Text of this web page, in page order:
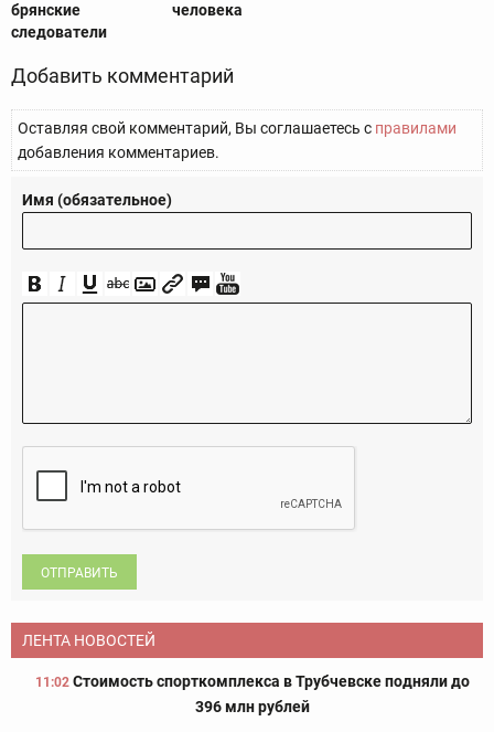
брянские
следователи
человека
Добавить комментарий
Оставляя свой комментарий, Вы соглашаетесь с правилами
добавления комментариев.
Имя (обязательное)
ОТПРАВИТЬ
ЛЕНТА НОВОСТЕЙ
11:02 Стоимость спорткомплекса в Трубчевске подняли до
396 млн рублей